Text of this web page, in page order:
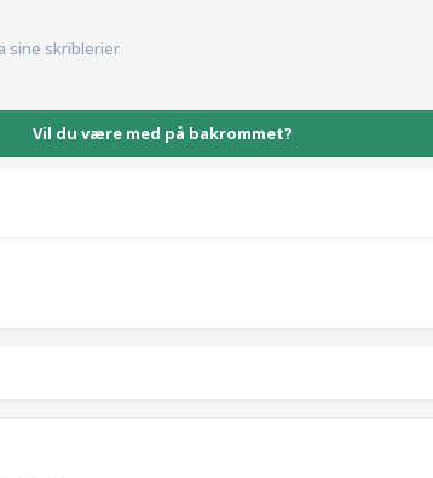
sine skriblerier
Vil du være med på bakrommet?